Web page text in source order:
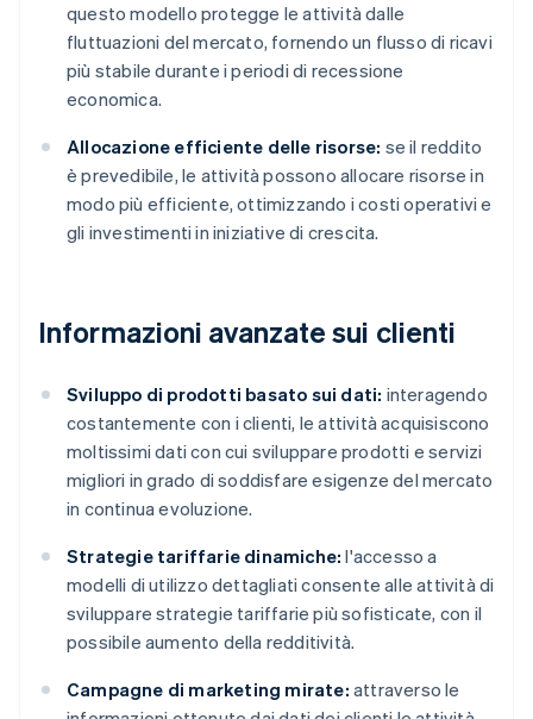
questo modello protegge le attività dalle
fluttuazioni del mercato, fornendo un flusso di ricavi
più stabile durante i periodi di recessione
economica.
Allocazione efficiente delle risorse: se il reddito
è prevedibile, le attività possono allocare risorse in
modo più efficiente, ottimizzando i costi operativi e
gli investimenti in iniziative di crescita.
Informazioni avanzate sui clienti
Sviluppo di prodotti basato sui dati: interagendo
costantemente con i clienti, le attività acquisiscono
moltissimi dati con cui sviluppare prodotti e servizi
migliori in grado di soddisfare esigenze del mercato
in continua evoluzione.
Strategie tariffarie dinamiche: l'accesso a
modelli di utilizzo dettagliati consente alle attività di
sviluppare strategie tariffarie più sofisticate, con il
possibile aumento della redditività.
Campagne di marketing mirate: attraverso le